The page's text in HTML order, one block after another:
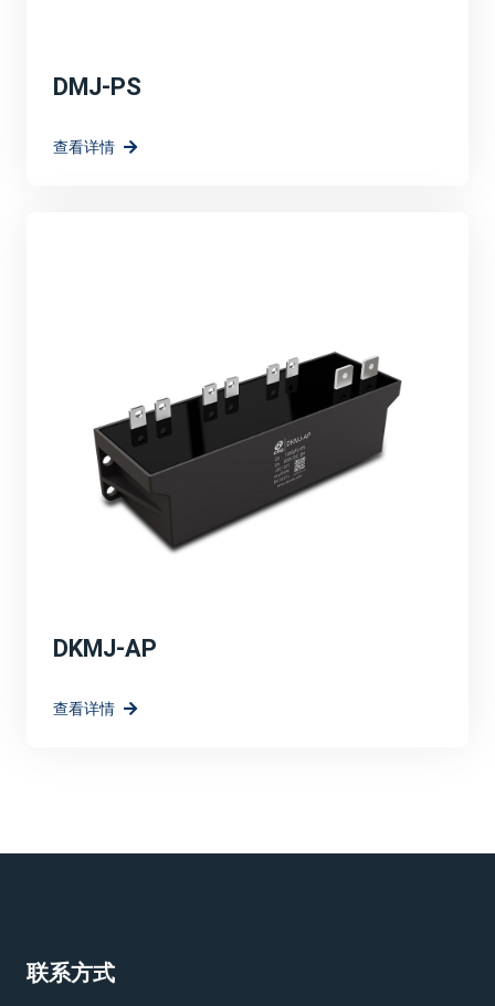
DMJ-PS
查看详情
DKMJ-AP
查看详情
联系方式